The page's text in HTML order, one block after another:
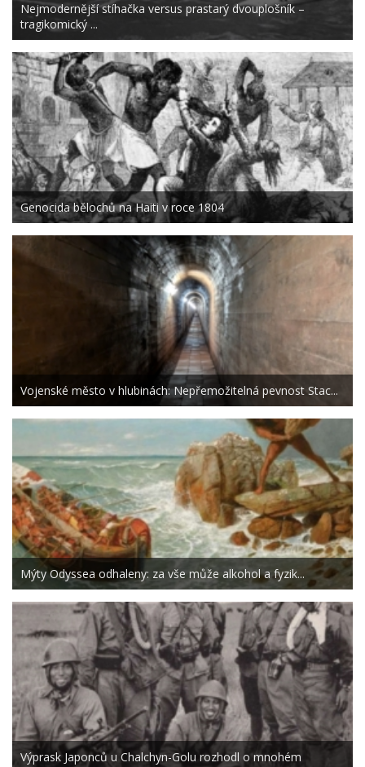
Nejmodernější stíhačka versus prastarý dvouplošník –
tragikomický ...
Genocida bělochů na Haiti v roce 1804
Vojenské město v hlubinách: Nepřemožitelná pevnost Stac...
Mýty Odyssea odhaleny: za vše může alkohol a fyzik...
Výprask Japonců u Chalchyn-Golu rozhodl o mnohém